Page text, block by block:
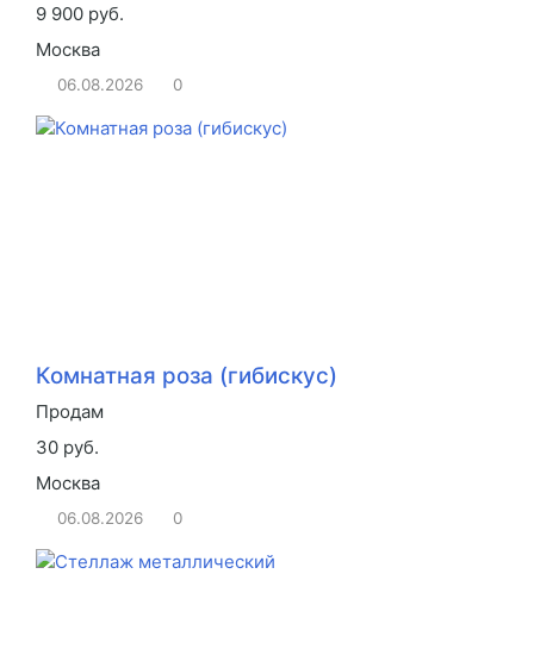
9 900 руб.
Москва
06.08.2026 0
Комнатная роза (гибискус)
Продам
30 руб.
Москва
06.08.2026 0